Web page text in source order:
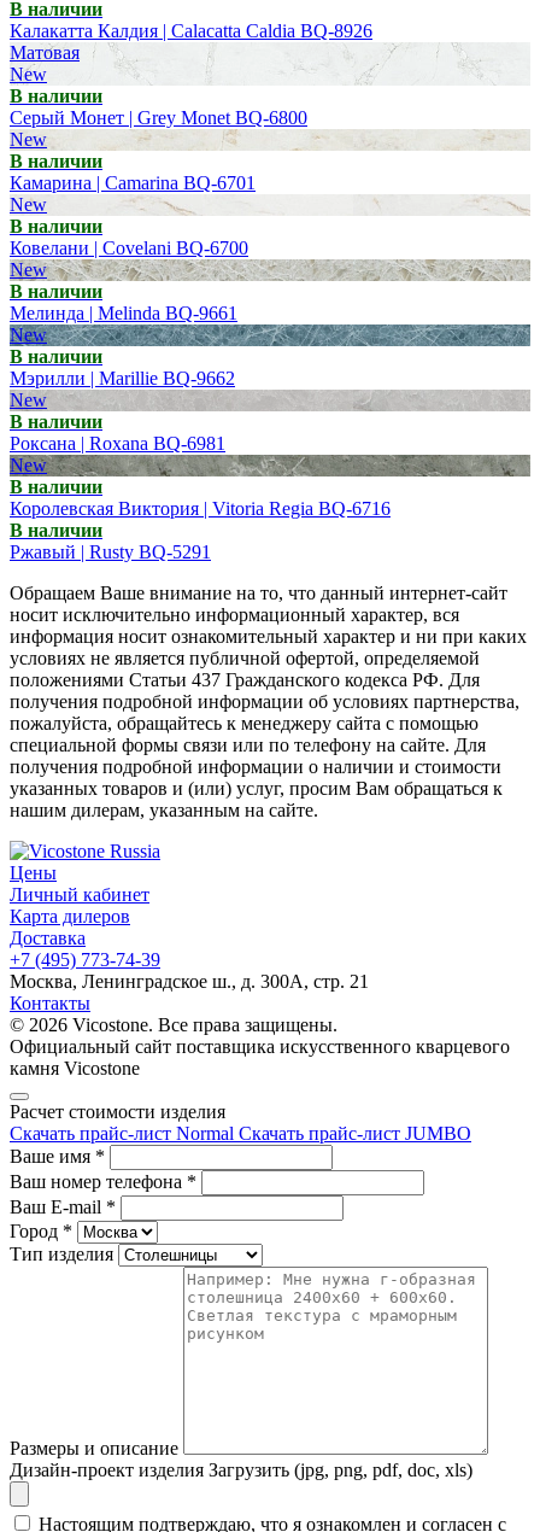
В наличии
Калакатта Калдия | Calacatta Caldia BQ-8926
Матовая
New
В наличии
Серый Монет | Grey Monet BQ-6800
New
В наличии
Камарина | Camarina BQ-6701
New
В наличии
Ковелани | Covelani BQ-6700
New
В наличии
Мелинда | Melinda BQ-9661
New
В наличии
Мэрилли | Marillie BQ-9662
New
В наличии
Роксана | Roxana BQ-6981
New
В наличии
Королевская Виктория | Vitoria Regia BQ-6716
В наличии
Ржавый | Rusty BQ-5291
Обращаем Ваше внимание на то, что данный интернет-сайт
носит исключительно информационный характер, вся
информация носит ознакомительный характер и ни при каких
условиях не является публичной офертой, определяемой
положениями Статьи 437 Гражданского кодекса РФ. Для
получения подробной информации об условиях партнерства,
пожалуйста, обращайтесь к менеджеру сайта с помощью
специальной формы связи или по телефону на сайте. Для
получения подробной информации о наличии и стоимости
указанных товаров и (или) услуг, просим Вам обращаться к
нашим дилерам, указанным на сайте.
Цены
Личный кабинет
Карта дилеров
Доставка
+7 (495) 773-74-39
Москва, Ленинградское ш., д. 300А, стр. 21
Контакты
© 2026 Vicostone. Все права защищены.
Официальный сайт поставщика искусственного кварцевого
камня Vicostone
Расчет стоимости изделия
Скачать прайс-лист Normal Скачать прайс-лист JUMBO
Ваше имя *
Ваш номер телефона *
Ваш E-mail *
Город *
Тип изделия
Размеры и описание
Дизайн-проект изделия Загрузить (jpg, png, pdf, doc, xls)
Настоящим подтверждаю, что я ознакомлен и согласен с